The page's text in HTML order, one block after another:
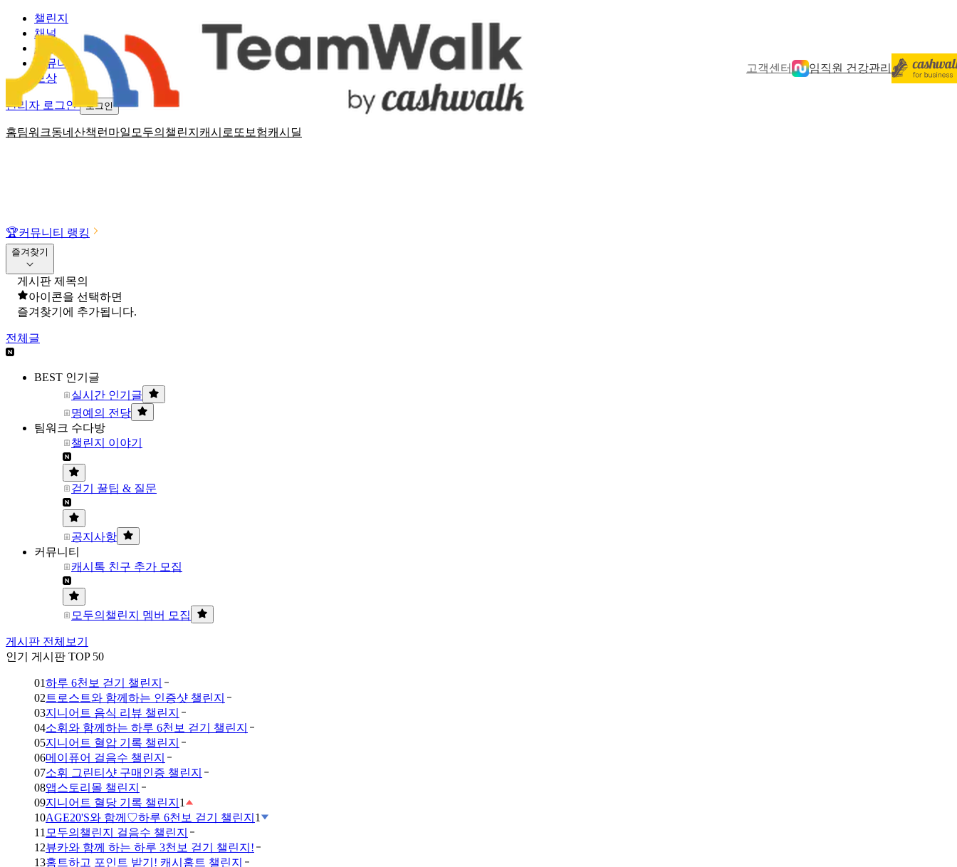
고객센터 임직원 건강관리
홈팀워크동네산책 런마일 모두의챌린지 캐시로또 보험캐시딜
챌린지
채널
소식
커뮤니티
보상
관리자 로그인 로그인
🏆커뮤니티 랭킹
즐겨찾기
게시판 제목의
아이콘을 선택하면
즐겨찾기에 추가됩니다.
전체글
BEST 인기글
실시간 인기글
명예의 전당
팀워크 수다방
챌린지 이야기
걷기 꿀팁 & 질문
공지사항
커뮤니티
캐시톡 친구 추가 모집
모두의챌린지 멤버 모집
게시판 전체보기
인기 게시판 TOP 50
01하루 6천보 걷기 챌린지
02 트로스트와 함께하는 인증샷 챌린지
03지니어트 음식 리뷰 챌린지
04소휘와 함께하는 하루 6천보 걷기 챌린지
05지니어트 혈압 기록 챌린지
06메이퓨어 걸음수 챌린지
07소휘 그린티샷 구매인증 챌린지
08앱스토리몰 챌린지
09지니어트 혈당 기록 챌린지 1
10AGE20'S와 함께♡하루 6천보 걷기 챌린지 1
11 모두의챌린지 걸음수 챌린지
12뷰카와 함께 하는 하루 3천보 걷기 챌린지!
13홈트하고 포인트 받기! 캐시홈트 챌린지